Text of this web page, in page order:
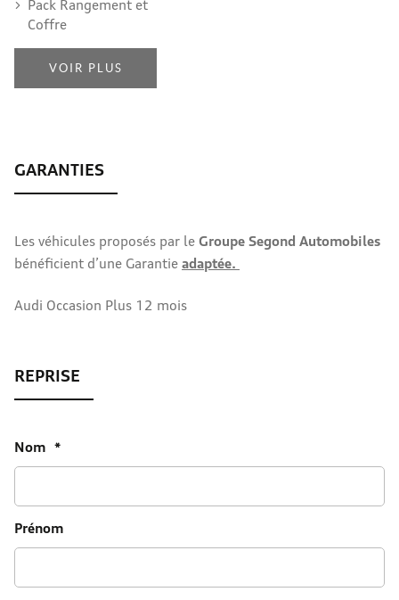
Pack Rangement et
Coffre
VOIR PLUS
Les véhicules proposés par le Groupe Segond Automobiles
bénéficient d’une Garantie adaptée.
Audi Occasion Plus 12 mois
Nom *
Prénom